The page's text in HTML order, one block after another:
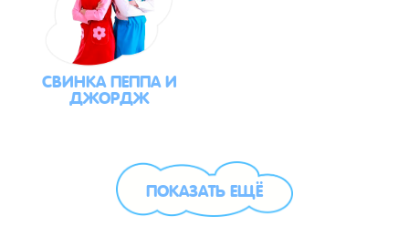
СВИНКА ПЕППА И
ДЖОРДЖ
ПОКАЗАТЬ ЕЩЁ